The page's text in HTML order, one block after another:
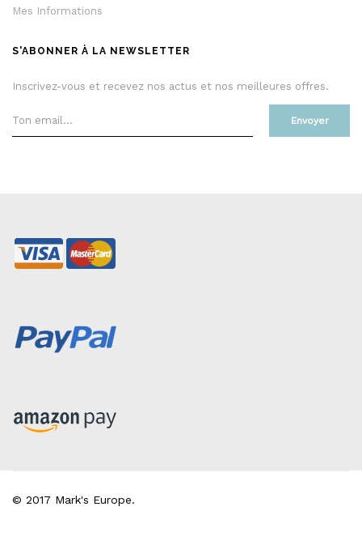
Mes Informations
S'ABONNER À LA NEWSLETTER
Inscrivez-vous et recevez nos actus et nos meilleures offres.
Envoyer
© 2017 Mark's Europe.